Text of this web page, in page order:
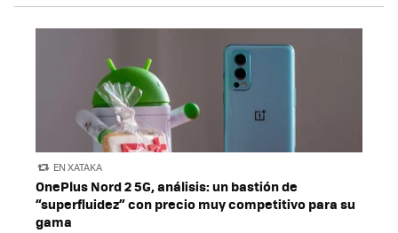
EN XATAKA
OnePlus Nord 2 5G, análisis: un bastión de
“superfluidez” con precio muy competitivo para su
gama